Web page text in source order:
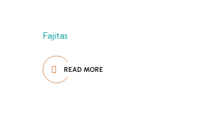
Fajitas
READ MORE